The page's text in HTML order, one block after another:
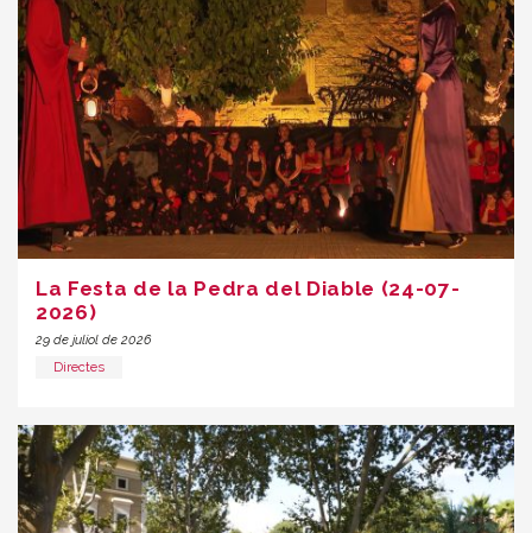
La Festa de la Pedra del Diable (24-07-
2026)
29 de juliol de 2026
Directes